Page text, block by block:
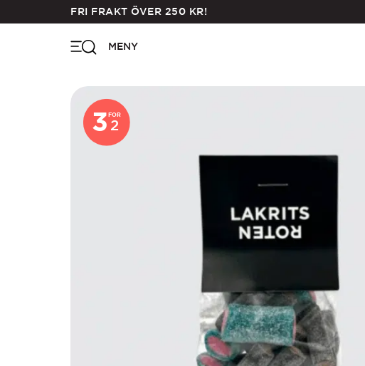
FRI FRAKT ÖVER 250 KR!
MENY
3FOR
2